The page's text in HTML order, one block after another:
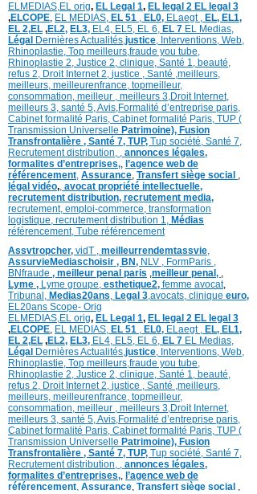
ELMEDIAS,EL orig, EL Legal 1, EL legal 2 EL legal 3
,ELCOPE, EL MEDIAS, EL 51 , EL0, ELaegt , EL, EL1,
EL 2,EL ,EL2, EL3, EL4, EL5, EL 6, EL 7 EL Medias,
Légal DernièresActualités,justice, Interventions, Web,
Rhinoplastie, Top meilleurs,fraude you tube,
Rhinoplastie 2, Justice 2, clinique, Santé 1, beauté,
refus 2, Droit Internet 2, justice , Santé ,meilleurs,
meilleurs, meilleurenfrance, topmeilleur,
consommation, meilleur , meilleurs 3,Droit Internet,
meilleurs 3, santé 5,Avis,Formalité d’entreprise paris,
Cabinet formalité Paris, Cabinet formalité Paris, TUP (
Transmission Universelle Patrimoine), Fusion
Transfrontalière , Santé 7, TUP, Tup société, Santé 7,
Recrutement distribution, , annonces légales,
formalites d’entreprises,, l’agence web de
référencement, Assurance, Transfert siège social ,
légal vidéo,, avocat propriété intellectuelle,
recrutement distribution, recrutement media,
recrutement, emploi-commerce, transformation
logistique, recrutement distribution 1, Médias
référencement, Tube référencement
Assvtropcher, vidT , meilleurrendemtassvie,
AssurvieMediaschoisir , BN, NLV , FormParis ,
BNfraude , meilleur penal paris ,meilleur penal, ,
Lyme , Lyme groupe, esthetique2, femme avocat,
Tribunal, Medias20ans, Legal 3,avocats, clinique euro,
EL20ans Scope- Orig
ELMEDIAS,EL orig, EL Legal 1, EL legal 2 EL legal 3
,ELCOPE, EL MEDIAS, EL 51 , EL0, ELaegt , EL, EL1,
EL 2,EL ,EL2, EL3, EL4, EL5, EL 6, EL 7 EL Medias,
Légal DernièresActualités,justice, Interventions, Web,
Rhinoplastie, Top meilleurs,fraude you tube,
Rhinoplastie 2, Justice 2, clinique, Santé 1, beauté,
refus 2, Droit Internet 2, justice , Santé ,meilleurs,
meilleurs, meilleurenfrance, topmeilleur,
consommation, meilleur , meilleurs 3,Droit Internet,
meilleurs 3, santé 5,Avis,Formalité d’entreprise paris,
Cabinet formalité Paris, Cabinet formalité Paris, TUP (
Transmission Universelle Patrimoine), Fusion
Transfrontalière , Santé 7, TUP, Tup société, Santé 7,
Recrutement distribution, , annonces légales,
formalites d’entreprises,, l’agence web de
référencement, Assurance, Transfert siège social ,